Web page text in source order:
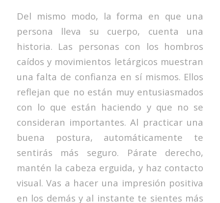
Del mismo modo, la forma en que una
persona lleva su cuerpo, cuenta una
historia. Las personas con los hombros
caídos y movimientos letárgicos muestran
una falta de confianza en sí mismos. Ellos
reflejan que no están muy entusiasmados
con lo que están haciendo y que no se
consideran importantes. Al practicar una
buena postura, automáticamente te
sentirás más seguro. Párate derecho,
mantén la cabeza erguida, y haz contacto
visual. Vas a hacer una impresión positiva
en los demás y al instante te sientes más